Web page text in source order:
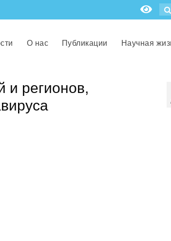
О нас Публикации Научная
и регионов,